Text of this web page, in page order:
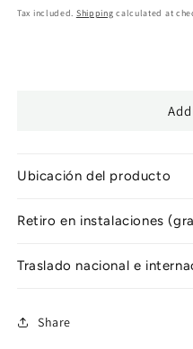
price
Tax included. Shipping calculated at
Ubicación del producto
Retiro en instalaciones
Traslado nacional e
Share